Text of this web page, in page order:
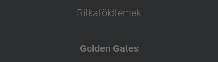
Ritkaföldfémek
Golden Gates